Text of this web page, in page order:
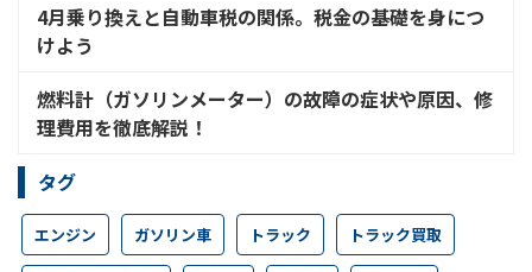
4月乗り換えと自動車税の関係。税金の基礎を身につ
けよう
燃料計（ガソリンメーター）の故障の症状や原因、修
理費用を徹底解説！
タグ
エンジン ガソリン車 トラック トラック買取